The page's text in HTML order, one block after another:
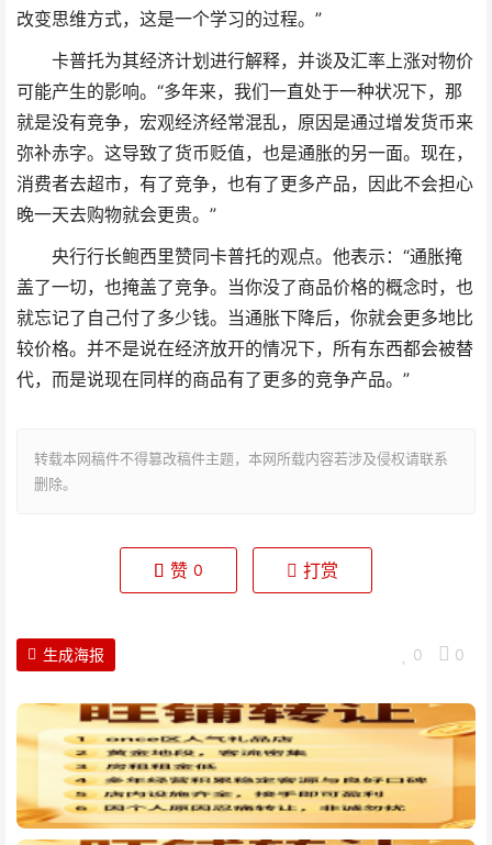
改变思维方式，这是一个学习的过程。”
卡普托为其经济计划进行解释，并谈及汇率上涨对物价
可能产生的影响。“多年来，我们一直处于一种状况下，那
就是没有竞争，宏观经济经常混乱，原因是通过增发货币来
弥补赤字。这导致了货币贬值，也是通胀的另一面。现在，
消费者去超市，有了竞争，也有了更多产品，因此不会担心
晚一天去购物就会更贵。”
央行行长鲍西里赞同卡普托的观点。他表示：“通胀掩
盖了一切，也掩盖了竞争。当你没了商品价格的概念时，也
就忘记了自己付了多少钱。当通胀下降后，你就会更多地比
较价格。并不是说在经济放开的情况下，所有东西都会被替
代，而是说现在同样的商品有了更多的竞争产品。”
转载本网稿件不得篡改稿件主题，本网所载内容若涉及侵权请联系
删除。
赞 0 打赏
0 0
生成海报